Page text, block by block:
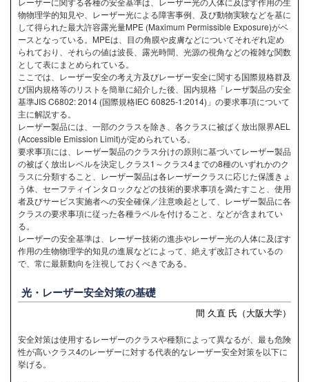
物物理学的知見や、レーザー光による障害事例、及び動物実験などを基に
して得られた最大許容露光量MPE (Maximum Permissible Exposure)がベ
ースとなっている。MPEは、目の角膜や皮膚などについてそれぞれ定め
られており、それらの値は波長、露光時間、光源の視角などの複雑な関数
として表にまとめられている。
ここでは、レーザー安全の考え方及びレーザー安全に関する国際規格群及
び国内規格等のリストを簡単に紹介した後、国内規格「レーザ製品の安全
基準JIS C6802: 2014 (国際規格IEC 60825-1:2014)」の要求事項について
主に解説する。
レーザー製品には、一部のクラスを除き、各クラスに被ばく放出限界AEL
(Accessible Emission Limit)が定められている。
要求事項には、レーザー製品のクラス分けの原則に基づいてレーザー製品
の被ばく放出レベルを決定しクラス1～クラス4までの8種のいずれかのク
ラスに分類すること、レーザー製品は各レーザークラスに応じた保護きょ
う体、セーフティインタロックなどの技術的要求事項を満たすこと、使用
者及びサービス実施者への安全確保／注意喚起として、レーザー製品に各
クラスの要求事項に従った各種ラベルを付けること、などが含まれてい
る。
レーザーの安全基準は、レーザー技術の進歩やレーザー光の人体に及ぼす
作用の生物物理学的知見の進展などによって、絶えず改訂されているの
で、常に最新動向を注視しておくべきである。
光・レーザー安全対策の基礎
間 久直 氏（大阪大学）
安全対策は使用するレーザーのクラスや種類によって異なるが、最も危険
性が高いクラス4のレーザーに対する代表的なレーザー安全対策を以下に
挙げる。